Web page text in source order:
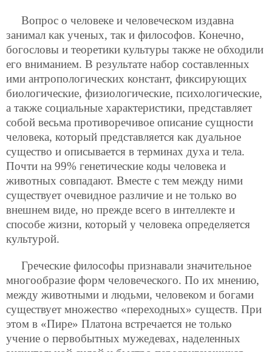
Вопрос о человеке и человеческом издавна
занимал как ученых, так и философов. Конечно,
богословы и теоретики культуры также не обходили
его вниманием. В результате набор составленных
ими антропологических констант, фиксирующих
биологические, физиологические, психологические,
а также социальные характеристики, представляет
собой весьма противоречивое описание сущности
человека, который представляется как дуальное
существо и описывается в терминах духа и тела.
Почти на 99% генетические коды человека и
животных совпадают. Вместе с тем между ними
существует очевидное различие и не только во
внешнем виде, но прежде всего в интеллекте и
способе жизни, который у человека определяется
культурой.
Греческие философы признавали значительное
многообразие форм человеческого. По их мнению,
между животными и людьми, человеком и богами
существует множество «переходных» существ. При
этом в «Пире» Платона встречается не только
учение о первобытных мужедевах, наделенных